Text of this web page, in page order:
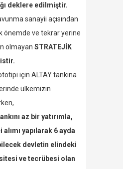
deklere edilmiştir.
sanayii açısından
önemde ve tekrar yerine
olmayan STRATEJİK
için ALTAY tankına
ülkemizin
az bir yatırımla,
yapılarak 6 ayda
devletin elindeki
ve tecrübesi olan